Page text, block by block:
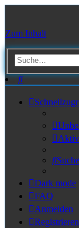
Zum Inhalt
Suche
Suche
Dark mode
FAQ
Anmelden
Registrieren